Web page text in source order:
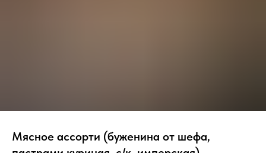
Мясное ассорти (буженина от шефа,